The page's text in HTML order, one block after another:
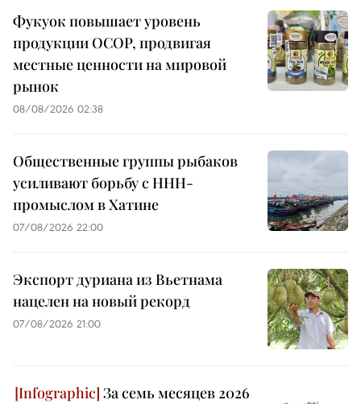
Фукуок повышает уровень
продукции OCOP, продвигая
местные ценности на мировой
рынок
08/08/2026 02:38
Общественные группы рыбаков
усиливают борьбу с ННН-
промыслом в Хатине
07/08/2026 22:00
Экспорт дуриана из Вьетнама
нацелен на новый рекорд
07/08/2026 21:00
За семь месяцев 2026